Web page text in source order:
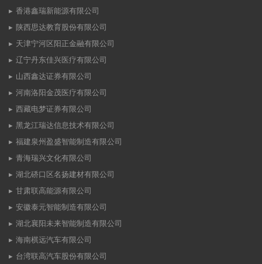
香港鑫瑞新能源有限公司
陕西思达教育股份有限公司
天津宁河区阳正金融有限公司
辽宁丹东佳兴医疗有限公司
山西鑫达证券有限公司
河南洛阳金茂医疗有限公司
西藏电梦证券有限公司
黑龙江瑞达信息技术有限公司
福建泉州盈盛智能制造有限公司
青海瑞兴文化有限公司
湖北硚口区名扬建材有限公司
甘肃联高能源有限公司
安徽泰元智能制造有限公司
湖北襄阳未来智能制造有限公司
海南棋远汽车有限公司
台湾联高汽车股份有限公司